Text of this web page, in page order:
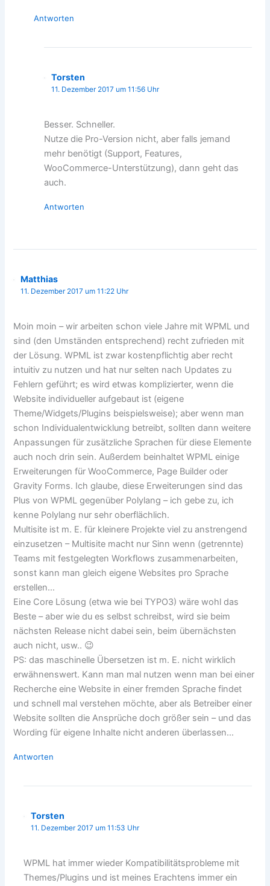
Antworten
Torsten
11. Dezember 2017 um 11:56 Uhr
Besser. Schneller.
Nutze die Pro-Version nicht, aber falls jemand
mehr benötigt (Support, Features,
WooCommerce-Unterstützung), dann geht das
auch.
Antworten
Matthias
11. Dezember 2017 um 11:22 Uhr
Moin moin – wir arbeiten schon viele Jahre mit WPML und
sind (den Umständen entsprechend) recht zufrieden mit
der Lösung. WPML ist zwar kostenpflichtig aber recht
intuitiv zu nutzen und hat nur selten nach Updates zu
Fehlern geführt; es wird etwas komplizierter, wenn die
Website individueller aufgebaut ist (eigene
Theme/Widgets/Plugins beispielsweise); aber wenn man
schon Individualentwicklung betreibt, sollten dann weitere
Anpassungen für zusätzliche Sprachen für diese Elemente
auch noch drin sein. Außerdem beinhaltet WPML einige
Erweiterungen für WooCommerce, Page Builder oder
Gravity Forms. Ich glaube, diese Erweiterungen sind das
Plus von WPML gegenüber Polylang – ich gebe zu, ich
kenne Polylang nur sehr oberflächlich.
Multisite ist m. E. für kleinere Projekte viel zu anstrengend
einzusetzen – Multisite macht nur Sinn wenn (getrennte)
Teams mit festgelegten Workflows zusammenarbeiten,
sonst kann man gleich eigene Websites pro Sprache
erstellen…
Eine Core Lösung (etwa wie bei TYPO3) wäre wohl das
Beste – aber wie du es selbst schreibst, wird sie beim
nächsten Release nicht dabei sein, beim übernächsten
auch nicht, usw.. 😉
PS: das maschinelle Übersetzen ist m. E. nicht wirklich
erwähnenswert. Kann man mal nutzen wenn man bei einer
Recherche eine Website in einer fremden Sprache findet
und schnell mal verstehen möchte, aber als Betreiber einer
Website sollten die Ansprüche doch größer sein – und das
Wording für eigene Inhalte nicht anderen überlassen…
Antworten
Torsten
11. Dezember 2017 um 11:53 Uhr
WPML hat immer wieder Kompatibilitätsprobleme mit
Themes/Plugins und ist meines Erachtens immer ein